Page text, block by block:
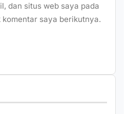
dan situs web saya pada
saya berikutnya.